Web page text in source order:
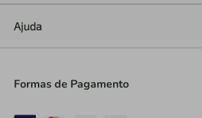
Ajuda
Formas de Pagamento